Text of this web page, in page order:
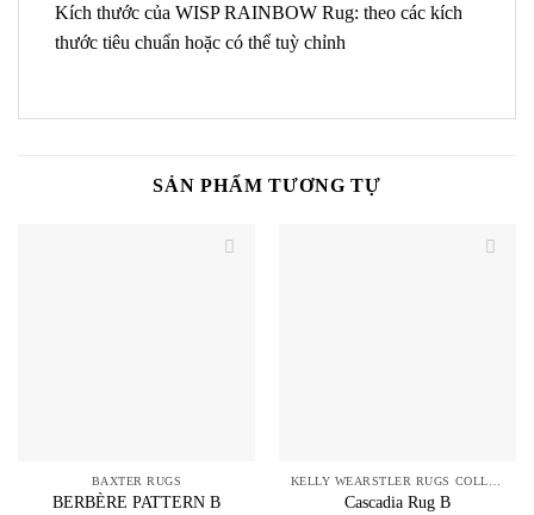
Kích thước của WISP RAINBOW Rug: theo các kích
thước tiêu chuẩn hoặc có thể tuỳ chỉnh
SẢN PHẨM TƯƠNG TỰ
BAXTER RUGS
BERBÈRE PATTERN B Cascadia Rug B